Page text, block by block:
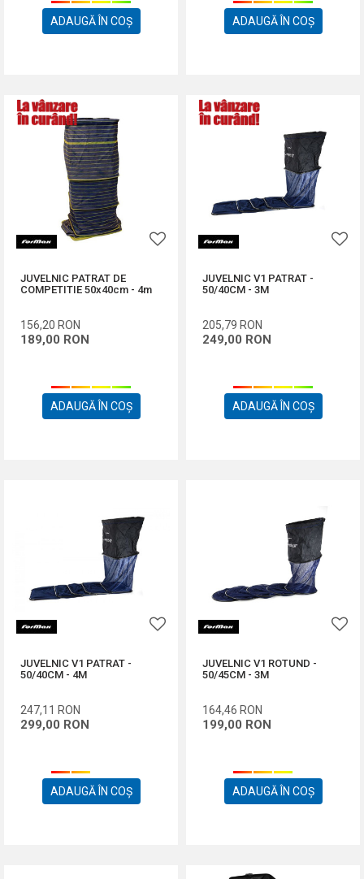
ADAUGĂ ÎN COȘ ADAUGĂ ÎN COȘ
JUVELNIC PATRAT DE
COMPETITIE 50x40cm - 4m
156,20 RON
189,00 RON
ADAUGĂ ÎN COȘ
JUVELNIC V1 PATRAT -
50/40CM - 3M
205,79 RON
249,00 RON
ADAUGĂ ÎN COȘ
JUVELNIC V1 PATRAT -
50/40CM - 4M
247,11 RON
299,00 RON
ADAUGĂ ÎN COȘ
JUVELNIC V1 ROTUND -
50/45CM - 3M
164,46 RON
199,00 RON
ADAUGĂ ÎN COȘ